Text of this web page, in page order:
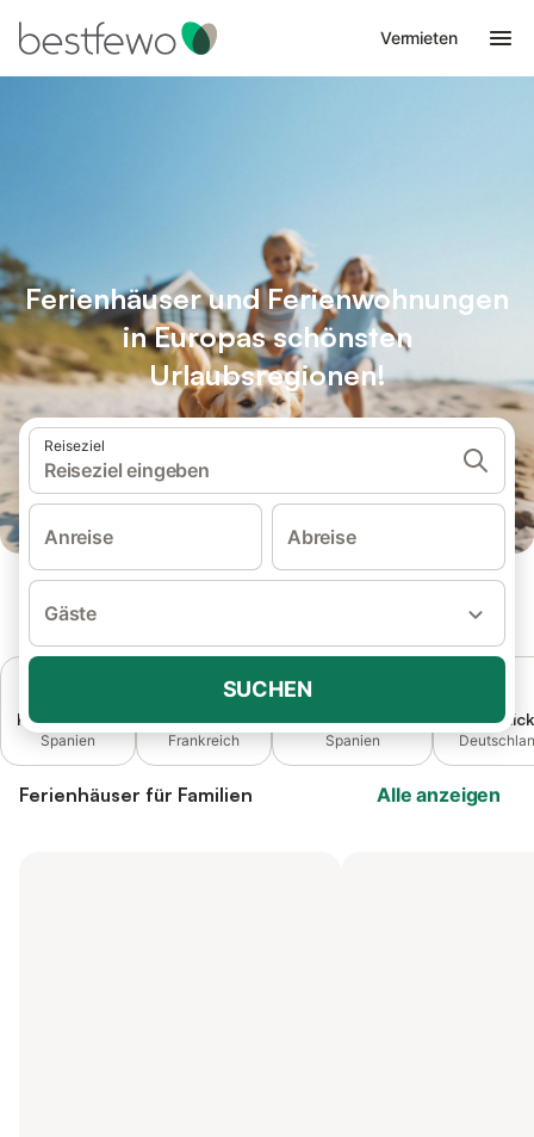
Vermieten
Ferienhäuser und Ferienwohnungen
in Europas schönsten
Urlaubsregionen!
Reiseziel
Reiseziel eingeben
Anreise Abreise
Gäste
SUCHEN
Privater Pool
Spanien
Ferienhaus
Frankreich
Kinderfreundlich
Spanien
Seeblick
Ferienhäuser für Familien Alle anzeigen